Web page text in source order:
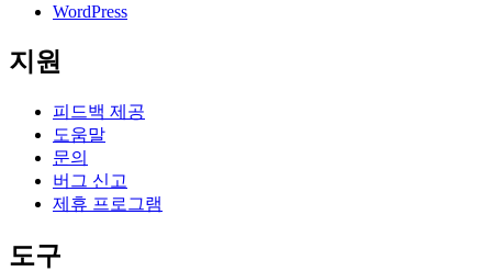
WordPress
지원
피드백 제공
도움말
문의
버그 신고
제휴 프로그램
도구